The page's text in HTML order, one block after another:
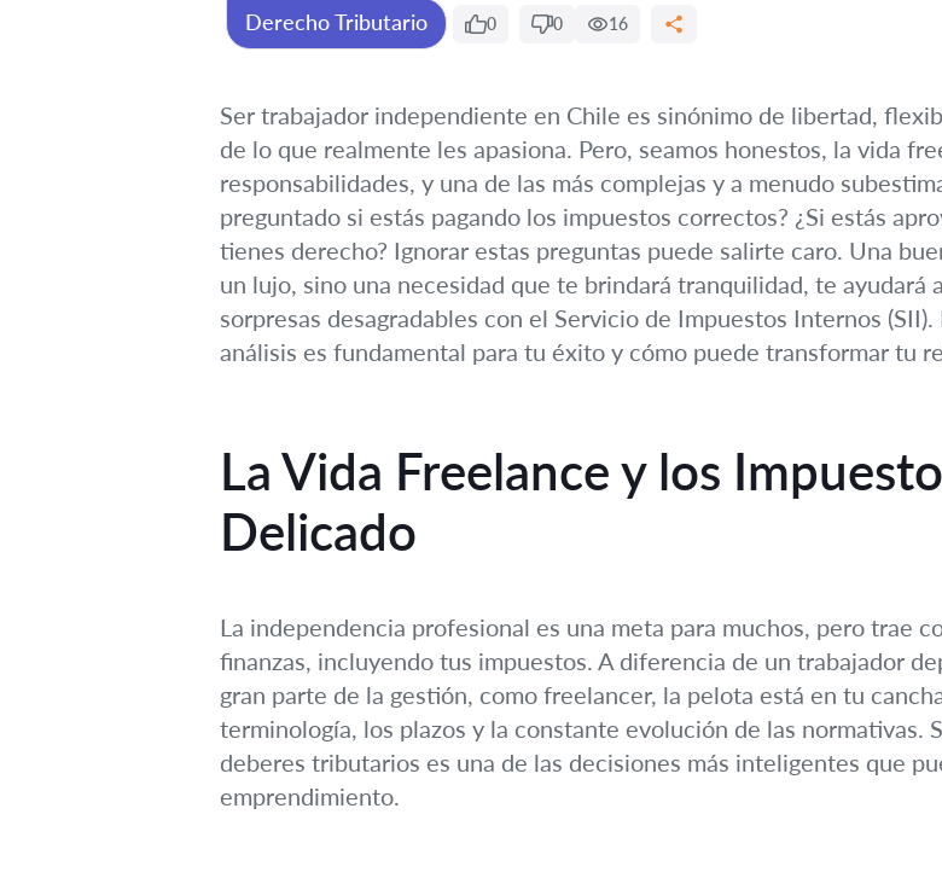
Derecho Tributario 0 0 16
Ser trabajador independiente en Chile es sinónimo de libertad,
de lo que realmente les apasiona. Pero, seamos honestos, la vida
responsabilidades, y una de las más complejas y a menudo
preguntado si estás pagando los impuestos correctos? ¿Si estás
tienes derecho? Ignorar estas preguntas puede salirte caro. Una
un lujo, sino una necesidad que te brindará tranquilidad, te ayudará
sorpresas desagradables con el Servicio de Impuestos Internos
análisis es fundamental para tu éxito y cómo puede transformar tu
La Vida Freelance y los
Delicado
La independencia profesional es una meta para muchos, pero trae
finanzas, incluyendo tus impuestos. A diferencia de un trabajador
gran parte de la gestión, como freelancer, la pelota está en tu
terminología, los plazos y la constante evolución de las normativas.
deberes tributarios es una de las decisiones más inteligentes que
emprendimiento.